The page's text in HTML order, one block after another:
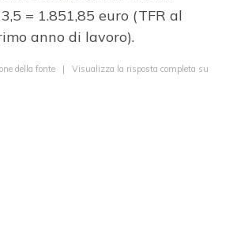
= 1.851,85 euro (TFR al
anno di lavoro).
della fonte | Visualizza la risposta completa su